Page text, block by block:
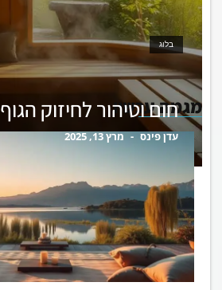
בלוג
חום וטיהור לחיזוק הגוף
עדן פינס מרץ 13, 2025
מגמה עכשיו